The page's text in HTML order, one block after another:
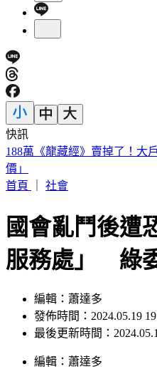
快訊
遠見天下創辦人高希均90歲
認同
首頁
社會
國會亂鬥後遭
服務處」 綠
編輯：蕭達多
發佈時間：2024.05.19
最後更新時間：
編輯 ： 蕭達多